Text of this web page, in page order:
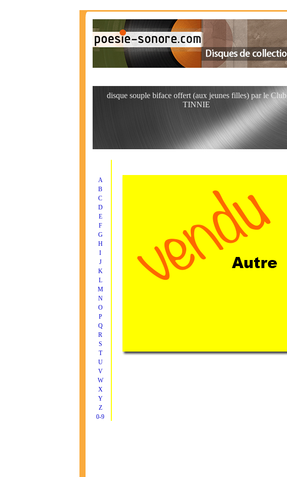
disque souple biface offert (aux jeunes filles) par le Club
TINNIE
A
B
C
D
E
F
G
H
I
J
K
L
M
N
O
P
Q
R
S
T
U
V
W
X
Y
Z
0-9